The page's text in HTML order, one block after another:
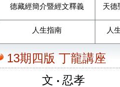
德藏經簡介暨經文釋義 天德
人生指南 人
13期四版 丁龍講座
文 ‧ 忍孝